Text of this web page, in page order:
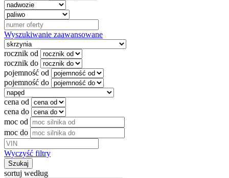
Wyszukiwanie zaawansowane
rocznik od
rocznik do
pojemność od
pojemność do
cena od
cena do
moc od
moc do
Wyczyść filtry
Szukaj
sortuj według